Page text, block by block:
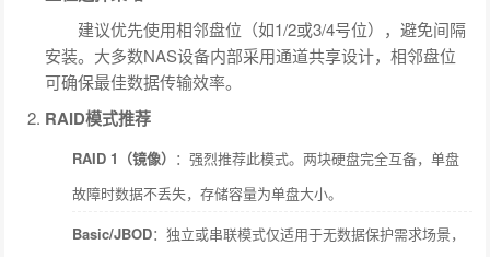
建议优先使用相邻盘位（如1/2或3/4号位），避免间隔
安装。大多数NAS设备内部采用通道共享设计，相邻盘位
可确保最佳数据传输效率。
RAID模式推荐
RAID 1（镜像） ：强烈推荐此模式。两块硬盘完全互备，单盘
故障时数据不丢失，存储容量为单盘大小。
Basic/JBOD：独立或串联模式仅适用于无数据保护需求场景，